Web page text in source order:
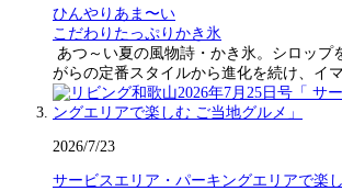
ひんやりあま〜い
こだわりたっぷりかき氷
あつ～い夏の風物詩・かき氷。シロップ
がらの定番スタイルから進化を続け、イ
2026/7/23
サービスエリア・パーキングエリアで楽